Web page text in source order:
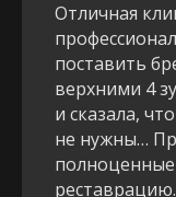
Отличная
поставить
верхними 4
и сказала,
не нужны…